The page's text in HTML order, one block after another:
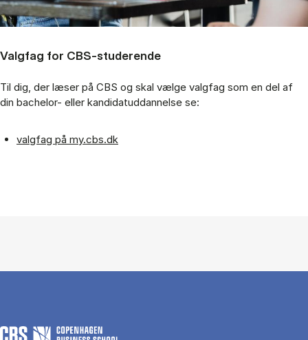
Valgfag for CBS-studerende
Til dig, der læser på CBS og skal vælge valgfag som en del af
din bachelor- eller kandidatuddannelse se:
valgfag på my.cbs.dk